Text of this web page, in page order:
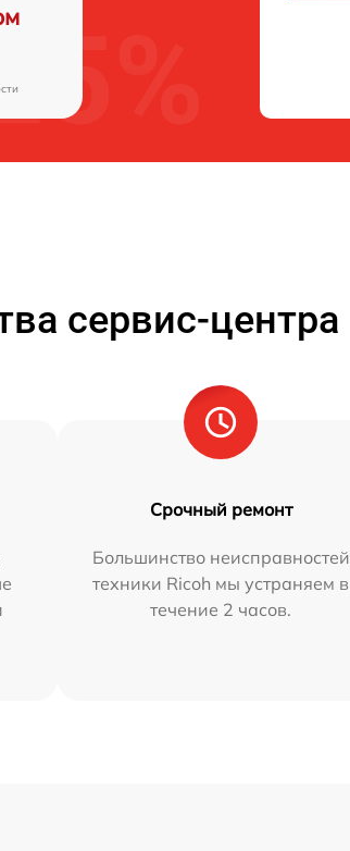
сервис-центра
Срочный ремонт
Большинство неисправностей
техники Ricoh мы устраняем в
течение 2 часов.